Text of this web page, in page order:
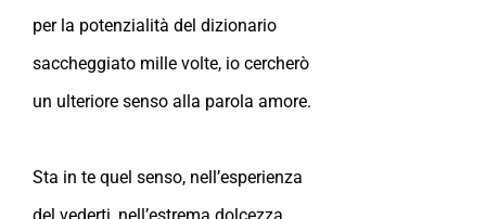
per la potenzialità del dizionario
saccheggiato mille volte, io cercherò
un ulteriore senso alla parola amore.
Sta in te quel senso, nell’esperienza